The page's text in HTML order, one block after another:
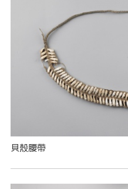
貝殼腰帶